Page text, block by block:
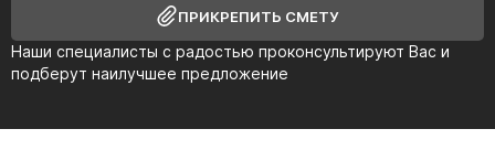
Наши специалисты с радостью проконсультируют Вас и
подберут наилучшее предложение
ПРИКРЕПИТЬ СМЕТУ